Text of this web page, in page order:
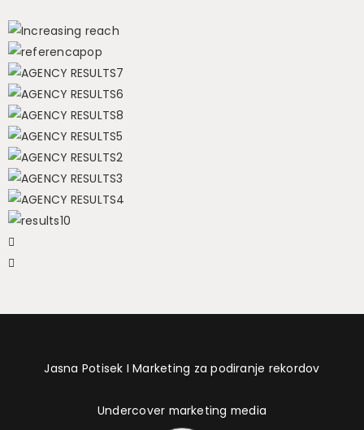
Jasna Potisek I Marketing za podiranje rekordov
Undercover marketing media